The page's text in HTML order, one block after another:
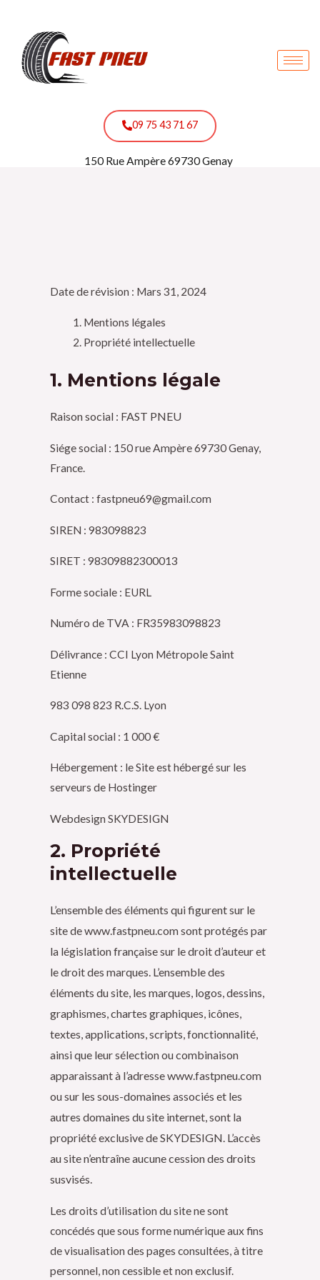
contenu
09 75 43 71 67
150 Rue Ampère 69730 Genay
Date de révision : Mars 31, 2024
Mentions légales
Propriété intellectuelle
1. Mentions légale
Raison social : FAST PNEU
Siége social : 150 rue Ampère 69730 Genay,
France.
Contact : fastpneu69@gmail.com
SIREN : 983098823
SIRET : 98309882300013
Forme sociale : EURL
Numéro de TVA : FR35983098823
Délivrance : CCI Lyon Métropole Saint
Etienne
983 098 823 R.C.S. Lyon
​Capital social : 1 000 €
Hébergement : le Site est hébergé sur les
serveurs de Hostinger
Webdesign SKYDESIGN
2. Propriété
intellectuelle
L’ensemble des éléments qui figurent sur le
site de www.fastpneu.com sont protégés par
la législation française sur le droit d’auteur et
le droit des marques. L’ensemble des
éléments du site, les marques, logos, dessins,
graphismes, chartes graphiques, icônes,
textes, applications, scripts, fonctionnalité,
ainsi que leur sélection ou combinaison
apparaissant à l’adresse www.fastpneu.com
ou sur les sous-domaines associés et les
autres domaines du site internet, sont la
propriété exclusive de SKYDESIGN. L’accès
au site n’entraîne aucune cession des droits
susvisés.
Les droits d’utilisation du site ne sont
concédés que sous forme numérique aux fins
de visualisation des pages consultées, à titre
personnel, non cessible et non exclusif.